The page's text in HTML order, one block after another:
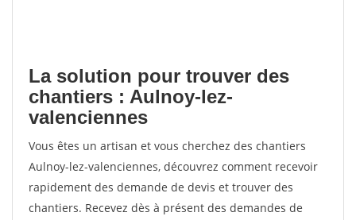
La solution pour trouver des
chantiers : Aulnoy-lez-
valenciennes
Vous êtes un artisan et vous cherchez des chantiers
Aulnoy-lez-valenciennes, découvrez comment recevoir
rapidement des demande de devis et trouver des
chantiers. Recevez dès à présent des demandes de